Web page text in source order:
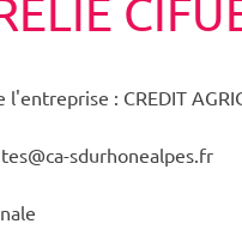
: CREDIT
sdurhonealpes.fr